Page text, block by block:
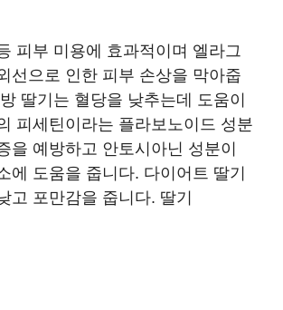
피부 미용에 효과적이며 엘라그
선으로 인한 피부 손상을 막아줍
딸기는 혈당을 낮추는데 도움이
피세틴이라는 플라보노이드 성분
을 예방하고 안토시아닌 성분이
에 도움을 줍니다. 다이어트 딸기
고 포만감을 줍니다. 딸기